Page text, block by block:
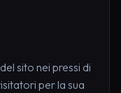
sito nei pressi di
per la sua